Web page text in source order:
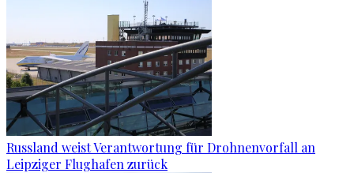
Russland weist Verantwortung für Drohnenvorfall an
Leipziger Flughafen zurück